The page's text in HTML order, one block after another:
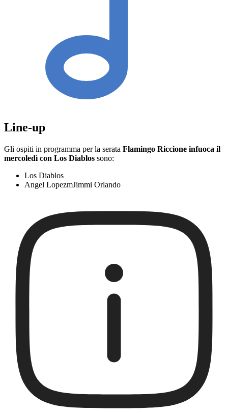
Line-up
Gli ospiti in programma per la serata Flamingo Riccione infuoca il
mercoledì con Los Diablos sono:
Los Diablos
Angel LopezmJimmi Orlando